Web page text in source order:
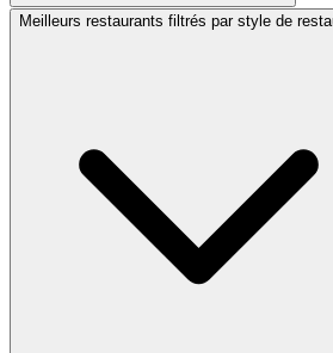
Meilleurs restaurants filtrés par style de